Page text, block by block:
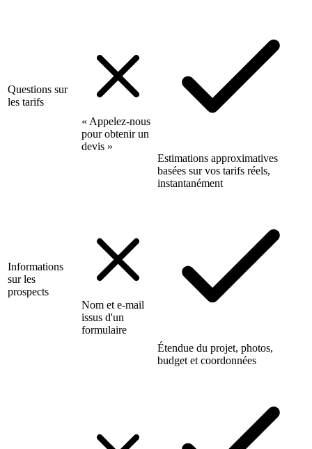
Questions sur
les tarifs
« Appelez-nous
pour obtenir un
devis »
Estimations approximatives
basées sur vos tarifs réels,
instantanément
Informations
sur les
prospects
Nom et e-mail
issus d'un
formulaire
Étendue du projet, photos,
budget et coordonnées